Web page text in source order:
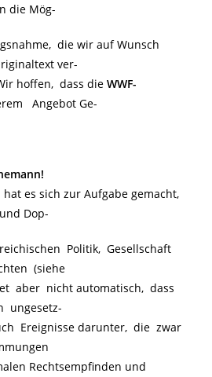
die Mög-
die wir auf Wunsch
ver-
hoffen, dass die WWF-
Angebot Ge-
es sich zur Aufgabe gemacht,
Dop-
Politik, Gesellschaft
(siehe
aber nicht automatisch, dass
ungesetz-
Ereignisse darunter, die zwar
Rechtsempfinden und